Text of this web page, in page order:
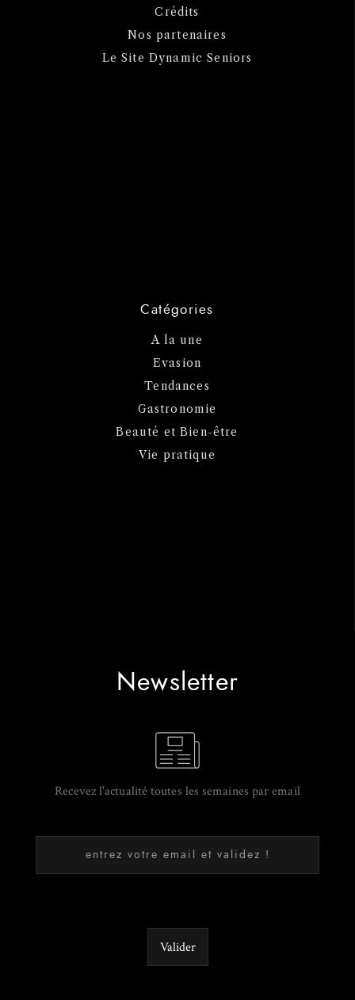
Crédits
Nos partenaires
Le Site Dynamic Seniors
Catégories
A la une
Evasion
Tendances
Gastronomie
Beauté et Bien-être
Vie pratique
Newsletter
Recevez l'actualité toutes les semaines par email